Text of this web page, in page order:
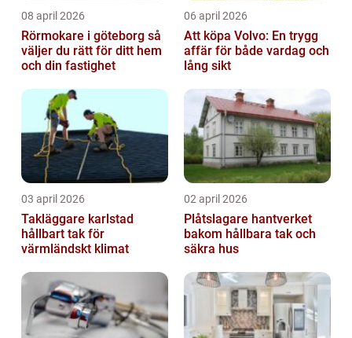
08 april 2026
Rörmokare i göteborg så
väljer du rätt för ditt hem
och din fastighet
06 april 2026
Att köpa Volvo: En trygg
affär för både vardag och
lång sikt
03 april 2026
Takläggare karlstad
hållbart tak för
värmländskt klimat
02 april 2026
Plåtslagare hantverket
bakom hållbara tak och
säkra hus